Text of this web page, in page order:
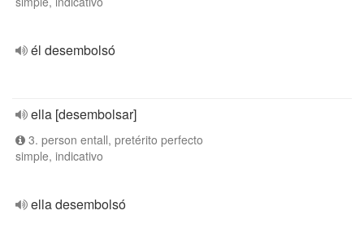
él desembolsó
ella [desembolsar]
3. person entall, pretérito perfecto
simple, indicativo
ella desembolsó